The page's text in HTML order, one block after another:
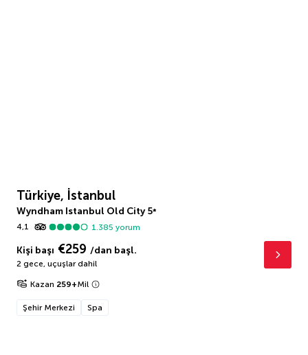
Türkiye, İstanbul
Wyndham Istanbul Old City 5*
4,1
1.385 yorum
Kişi başı €259 /dan başl.
2 gece, uçuşlar dahil
Kazan 259+Mil
Şehir Merkezi Spa